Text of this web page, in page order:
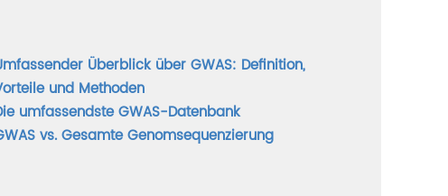
Überblick über GWAS: Definition,
und Methoden
umfassendste GWAS-Datenbank
vs. Gesamte Genomsequenzierung